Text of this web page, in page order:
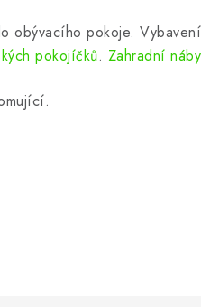
obývacího pokoje. Vybavení
pokojíčků. Zahradní